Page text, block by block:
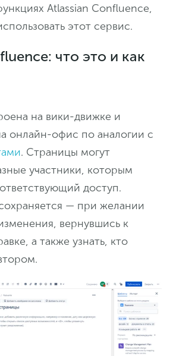
Atlassian Confluence,
этот сервис.
что это и как
на вики-движке и
онлайн-офис по аналогии с
. Страницы могут
участники, которым
доступ.
— при желании
вернувшись к
а также узнать, кто